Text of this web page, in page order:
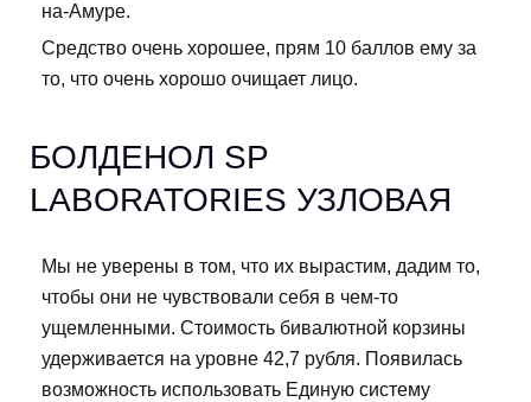
на-Амуре.
Средство очень хорошее, прям 10 баллов ему за
то, что очень хорошо очищает лицо.
БОЛДЕНОЛ SP
LABORATORIES УЗЛОВАЯ
Мы не уверены в том, что их вырастим, дадим то,
чтобы они не чувствовали себя в чем-то
ущемленными. Стоимость бивалютной корзины
удерживается на уровне 42,7 рубля. Появилась
возможность использовать Единую систему